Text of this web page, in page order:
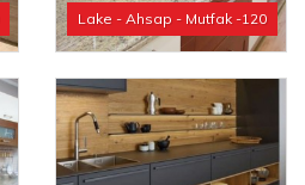
Lake - Ahsap - Mutfak -120